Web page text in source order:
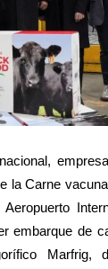
la Carne
embarque de
Marfrig,